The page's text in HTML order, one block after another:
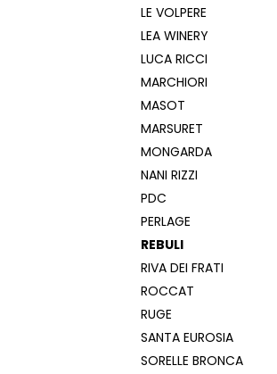
LE VOLPERE
LEA WINERY
LUCA RICCI
MARCHIORI
MASOT
MARSURET
MONGARDA
NANI RIZZI
PDC
PERLAGE
REBULI
RIVA DEI FRATI
ROCCAT
RUGE
SANTA EUROSIA
SORELLE BRONCA